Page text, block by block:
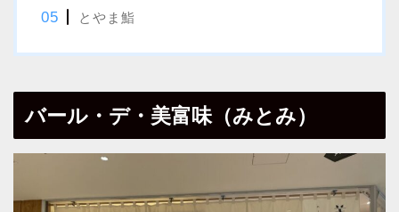
とやま鮨
バール・デ・美富味（みとみ）